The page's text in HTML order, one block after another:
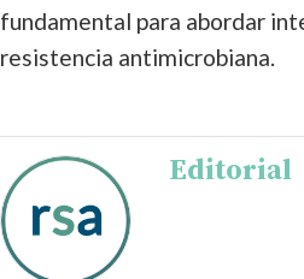
fundamental para abordar
resistencia antimicrobiana.
Editorial